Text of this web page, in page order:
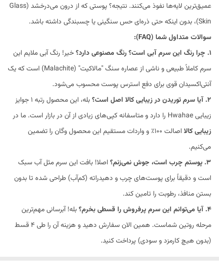
عمیق‌ترین لایه‌ها نفوذ می‌کنند. نتیجه؟ پوستی که از درون می‌درخشد (Glass
Skin)، بدون اینکه حتی ذره‌ای حس سنگینی یا چسبندگی داشته باشد.
سوالات متداول شما (FAQ):
۱. چرا رنگ این سرم آبی است؟ رنگ مصنوعی دارد؟
خیر! رنگ آبی ملایم این
سرم کاملاً طبیعی و ناشی از عصاره سنگ "مالاکیت" (Malachite) است که یک
آنتی‌اکسیدان قوی برای دفع استرس پوست محسوب می‌شود.
۲. آیا سرم توریدن در زیبایی کالا اصل است؟
بله، این محصول رتبه ۱ جوایز
زیبایی Hwahae را دارد و متاسفانه کپی‌های زیادی از آن در بازار است. ما در
زیبایی کالا
اصالت ۱۰۰٪ و واردات مستقیم این محصول وگان را تضمین
می‌کنیم.
۳. پوستم چرب است، جوش نمی‌زنم؟
اصلا! بافت این سرم مثل آب سبک
است و دقیقاً برای پوست‌های چرب و دهیدراته (کم‌آب) طراحی شده تا بدون
بستن منافذ، رطوبت را تامین کند.
۴. آیا می‌توانم این سرم پرفروش را قسطی بخرم؟
بله! آبرسانی مهم‌ترین
مرحله روتین شماست. همین الان سفارش دهید و هزینه آن را طی ۴ قسط
(بدون هیچ کارمزد و سودی) پرداخت کنید.